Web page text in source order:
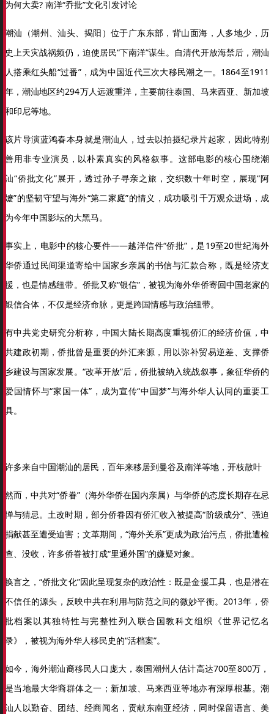
为何大卖? 南洋“乔批”文化引发讨论
潮汕（潮州、汕头、揭阳）位于广东东部，背山面海，人多地少，历
史上天灾战祸频仍，迫使居民“下南洋”谋生。自清代开放海禁后，潮汕
人搭乘红头船“过番”，成为中国近代三次大移民潮之一。1864至1911
年，潮汕地区约294万人远渡重洋，主要前往泰国、马来西亚、新加坡
和印尼等地。
该片导演蓝鸿春本身就是潮汕人，过去以拍摄纪录片起家，因此特别
善用非专业演员，以朴素真实的风格叙事。这部电影的核心围绕潮
汕“侨批文化”展开，透过孙子寻亲之旅，交织数十年时空，展现“阿
嬷”的坚韧守望与海外“第二家庭”的情义，成功吸引千万观众进场，成
为今年中国影坛的大黑马。
事实上，电影中的核心要件——越洋信件“侨批”，是19至20世纪海外
华侨通过民间渠道寄给中国家乡亲属的书信与汇款合称，既是经济支
援，也是情感纽带。侨批又称“银信”，被视为海外华侨寄回中国老家的
银信合体，不仅是经济命脉，更是跨国情感与政治纽带。
有中共党史研究分析称，中国大陆长期高度重视侨汇的经济价值，中
共建政初期，侨批曾是重要的外汇来源，用以弥补贸易逆差、支撑侨
乡建设与国家发展。“改革开放”后，侨批被纳入统战叙事，象征华侨的
爱国情怀与“家国一体”，成为宣传“中国梦”与海外华人认同的重要工
具。
许多来自中国潮汕的居民，百年来移居到曼谷及南洋等地，开枝散叶
然而，中共对“侨眷”（海外华侨在国内亲属）与华侨的态度长期存在忌
惮与猜忌。土改时期，部分侨眷因有侨汇收入被提高“阶级成分”、强迫
捐献甚至遭受迫害；文革期间，“海外关系”更成为政治污点，侨批遭检
查、没收，许多侨眷被打成“里通外国”的嫌疑对象。
换言之，“侨批文化”因此呈现复杂的政治性：既是金援工具，也是潜在
不信任的源头，反映中共在利用与防范之间的微妙平衡。2013年，侨
批档案以其独特性与完整性列入联合国教科文组织《世界记忆名
录》，被视为海外华人移民史的“活档案”。
如今，海外潮汕裔移民人口庞大，泰国潮州人估计高达700至800万，
是当地最大华裔群体之一；新加坡、马来西亚等地亦有深厚根基。潮
汕人以勤奋、团结、经商闻名，贡献东南亚经济，同时保留语言、美